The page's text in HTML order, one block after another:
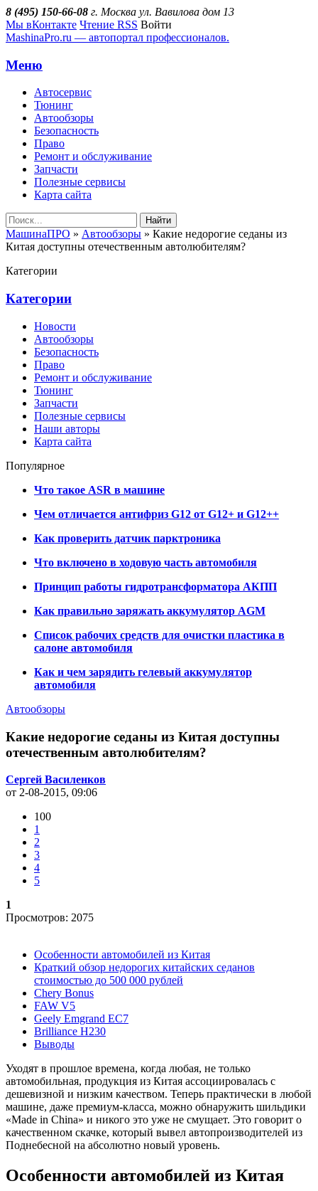
8 (495) 150-66-08 г. Москва ул. Вавилова дом 13
Мы вКонтакте Чтение RSS Войти
MashinaPro.ru — автопортал профессионалов.
Меню
Автосервис
Тюнинг
Автообзоры
Безопасность
Право
Ремонт и обслуживание
Запчасти
Полезные сервисы
Карта сайта
Найти
МашинаПРО » Автообзоры » Какие недорогие седаны из
Китая доступны отечественным автолюбителям?
Категории
Категории
Новости
Автообзоры
Безопасность
Право
Ремонт и обслуживание
Тюнинг
Запчасти
Полезные сервисы
Наши авторы
Карта сайта
Популярное
Что такое ASR в машине
Чем отличается антифриз G12 от G12+ и G12++
Как проверить датчик парктроника
Что включено в ходовую часть автомобиля
Принцип работы гидротрансформатора АКПП
Как правильно заряжать аккумулятор AGM
Список рабочих средств для очистки пластика в
салоне автомобиля
Как и чем зарядить гелевый аккумулятор
автомобиля
Автообзоры
Какие недорогие седаны из Китая доступны
отечественным автолюбителям?
Сергей Василенков
от 2-08-2015, 09:06
100
1
2
3
4
5
1
Просмотров: 2075
Особенности автомобилей из Китая
Краткий обзор недорогих китайских седанов
стоимостью до 500 000 рублей
Chery Bonus
FAW V5
Geely Emgrand EC7
Brilliance H230
Выводы
Уходят в прошлое времена, когда любая, не только
автомобильная, продукция из Китая ассоциировалась с
дешевизной и низким качеством. Теперь практически в любой
машине, даже премиум-класса, можно обнаружить шильдики
«Made in China» и никого это уже не смущает. Это говорит о
качественном скачке, который вывел автопроизводителей из
Поднебесной на абсолютно новый уровень.
Особенности автомобилей из Китая